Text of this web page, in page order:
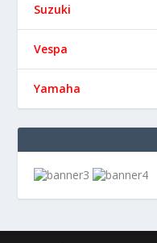
Suzuki
Vespa
Yamaha